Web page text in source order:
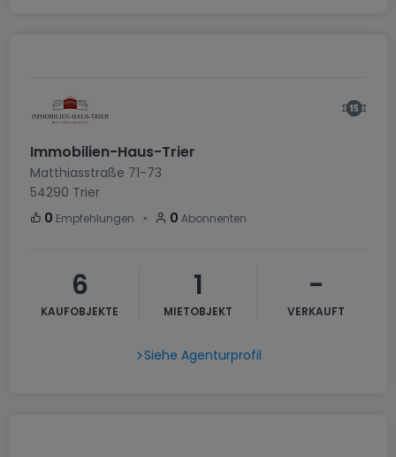
Immobilien-Haus-Trier
Matthiasstraße 71-73
54290 Trier
0 Empfehlungen ・ 0 Abonnenten
6
KAUFOBJEKTE
1
MIETOBJEKT
-
VERKAUFT
Siehe Agenturprofil